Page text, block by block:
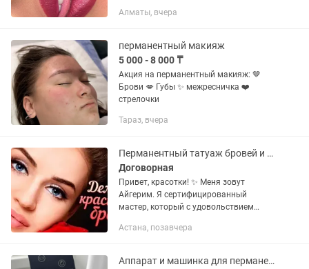
Алматы, вчера
перманентный макияж
5 000 - 8 000 ₸
Акция на перманентный макияж: 🤎
Брови 💋 Губы ✨ межресничка ❤️
стрелочки
Тараз, вчера
Перманентный татуаж бровей и губ. Ламинирование ресниц
Договорная
Привет, красотки! ✨ Меня зовут
Айгерим. Я сертифицированный
мастер, который с удовольствием
ваше время по утрам! 🛡️ Ваша
пигменты и...
Астана, позавчера
Аппарат и машинка для перманентного макияжа